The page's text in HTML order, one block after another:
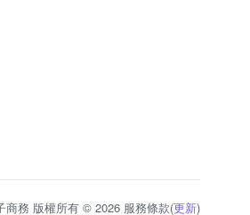
商務 版權所有 © 2026 服務條款(更新)